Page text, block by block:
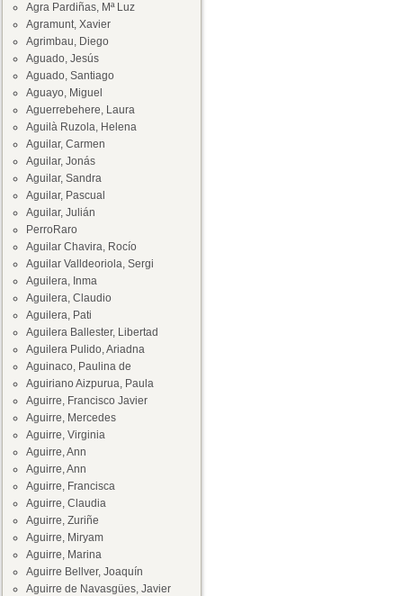
Agra Pardiñas, Mª Luz
Agramunt, Xavier
Agrimbau, Diego
Aguado, Jesús
Aguado, Santiago
Aguayo, Miguel
Aguerrebehere, Laura
Aguilà Ruzola, Helena
Aguilar, Carmen
Aguilar, Jonás
Aguilar, Sandra
Aguilar, Pascual
Aguilar, Julián
PerroRaro
Aguilar Chavira, Rocío
Aguilar Valldeoriola, Sergi
Aguilera, Inma
Aguilera, Claudio
Aguilera, Pati
Aguilera Ballester, Libertad
Aguilera Pulido, Ariadna
Aguinaco, Paulina de
Aguiriano Aizpurua, Paula
Aguirre, Francisco Javier
Aguirre, Mercedes
Aguirre, Virginia
Aguirre, Ann
Aguirre, Ann
Aguirre, Francisca
Aguirre, Claudia
Aguirre, Zuriñe
Aguirre, Miryam
Aguirre, Marina
Aguirre Bellver, Joaquín
Aguirre de Navasgües, Javier